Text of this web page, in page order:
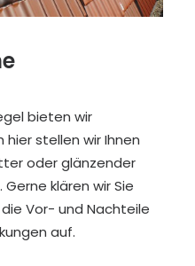
bieten wir
stellen wir Ihnen
oder glänzender
klären wir Sie
Vor- und Nachteile
auf.